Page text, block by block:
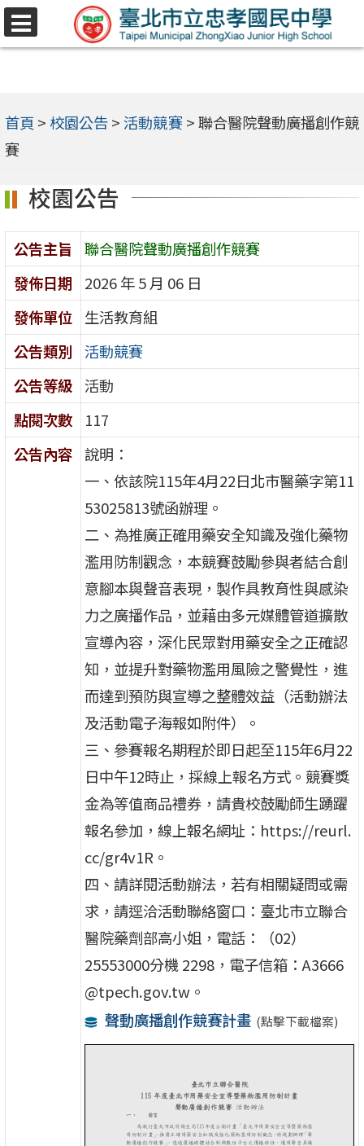
跳
至
內
容
選
首頁 > 校園公告>活動競賽 >聯合醫院聲動廣播創作競
賽
校園公告
公告主旨
聯合醫院聲動廣播創作競賽
發佈日期
2026 年 5 月 06 日
發佈單位
生活教育組
公告類別
活動競賽
公告等級 活動
點閱次數
117
公告內容 說明：
一、依該院115年4月22日北市醫藥字第11
53025813號函辦理。
二、為推廣正確用藥安全知識及強化藥物
濫用防制觀念，本競賽鼓勵參與者結合創
意腳本與聲音表現，製作具教育性與感染
力之廣播作品，並藉由多元媒體管道擴散
宣導內容，深化民眾對用藥安全之正確認
知，並提升對藥物濫用風險之警覺性，進
而達到預防與宣導之整體效益（活動辦法
及活動電子海報如附件）。
三、參賽報名期程於即日起至115年6月22
日中午12時止，採線上報名方式。競賽獎
金為等值商品禮券，請貴校鼓勵師生踴躍
報名參加，線上報名網址：https://reurl.
cc/gr4v1R。
四、請詳閱活動辦法，若有相關疑問或需
求，請逕洽活動聯絡窗口：臺北市立聯合
醫院藥劑部高小姐，電話：（02）
25553000分機 2298，電子信箱：A3666
@tpech.gov.tw。
聲動廣播創作競賽計畫 (點擊下載檔案)